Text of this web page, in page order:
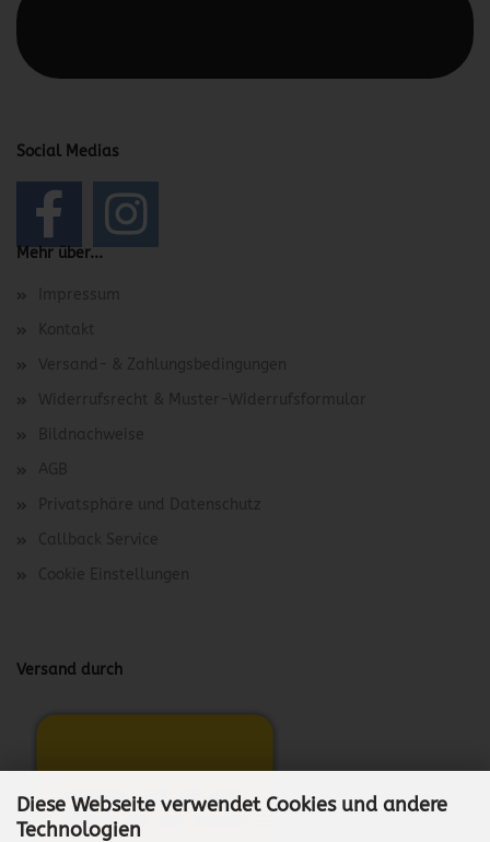
Diese Webseite verwendet Cookies und andere
Technologien
Social Medias
Mehr über...
Impressum
Kontakt
Versand- & Zahlungsbedingungen
Widerrufsrecht & Muster-Widerrufsformular
Bildnachweise
AGB
Privatsphäre und Datenschutz
Callback Service
Cookie Einstellungen
Versand durch